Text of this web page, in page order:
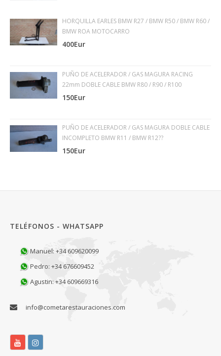
HORQUILLA EARLES BMW R27 / BMW R50 / BMW R60 /
BMW ROA MOTOCARRO
400Eur
PUÑO DE ACELERADOR / GAS MAGURA RACING
22mm DOBLE CABLE BMW R80 / R90 / R100
150Eur
PUÑO DE ACELERADOR / GAS MAGURA DOBLE CABLE
INCOMPLETO BMW R11 / BMW R12??
150Eur
TELÉFONOS - WHATSAPP
Manuel: +34 609620099
Pedro: +34 676609452
Agustin: +34 609669316
info@cometarestauraciones.com